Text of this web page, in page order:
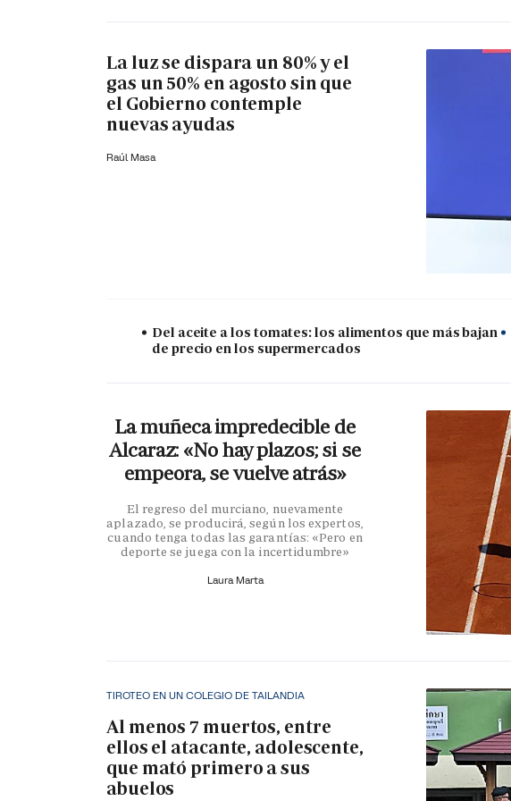
La luz se dispara un 80% y el
gas un 50% en agosto sin que
el Gobierno contemple
nuevas ayudas
Raúl Masa
Del aceite a los tomates: los alimentos que más bajan
de precio en los supermercados
La muñeca impredecible de
Alcaraz: «No hay plazos; si se
empeora, se vuelve atrás»
El regreso del murciano, nuevamente
aplazado, se producirá, según los expertos,
cuando tenga todas las garantías: «Pero en
deporte se juega con la incertidumbre»
Laura Marta
TIROTEO EN UN COLEGIO DE TAILANDIA
Al menos 7 muertos, entre
ellos el atacante, adolescente,
que mató primero a sus
abuelos